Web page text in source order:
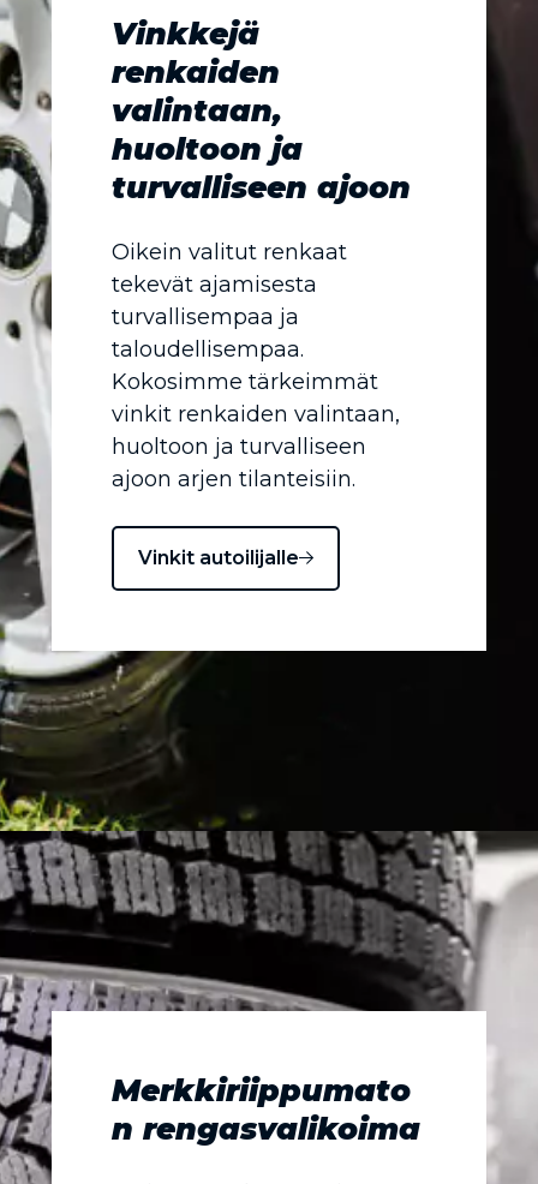
Vinkkejä
renkaiden
valintaan,
huoltoon ja
turvalliseen ajoon
Oikein valitut renkaat
tekevät ajamisesta
turvallisempaa ja
taloudellisempaa.
Kokosimme tärkeimmät
vinkit renkaiden valintaan,
huoltoon ja turvalliseen
ajoon arjen tilanteisiin.
Vinkit autoilijalle
Merkkiriippumato
n rengasvalikoima